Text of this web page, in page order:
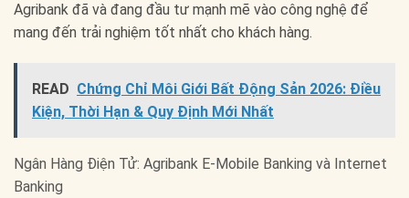
Agribank đã và đang đầu tư mạnh mẽ vào công nghệ để
mang đến trải nghiệm tốt nhất cho khách hàng.
READ Chứng Chỉ Môi Giới Bất Động Sản 2026: Điều
Kiện, Thời Hạn & Quy Định Mới Nhất
Ngân Hàng Điện Tử: Agribank E-Mobile Banking và Internet
Banking